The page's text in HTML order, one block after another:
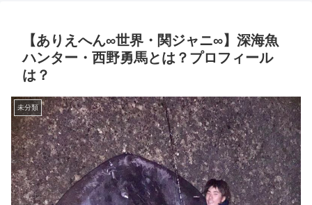
【ありえへん∞世界・関ジャニ∞】深海魚
ハンター・西野勇馬とは？プロフィール
は？
未分類